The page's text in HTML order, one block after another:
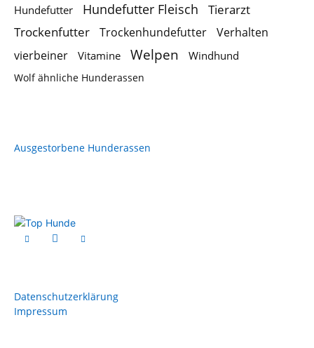
Hundefutter Hundefutter Fleisch
Tierarzt
Trockenfutter
Trockenhundefutter
Verhalten
vierbeiner
Vitamine Welpen Windhund
Wolf ähnliche Hunderassen
Ausgestorbene Hunderassen
Datenschutzerklärung
Impressum